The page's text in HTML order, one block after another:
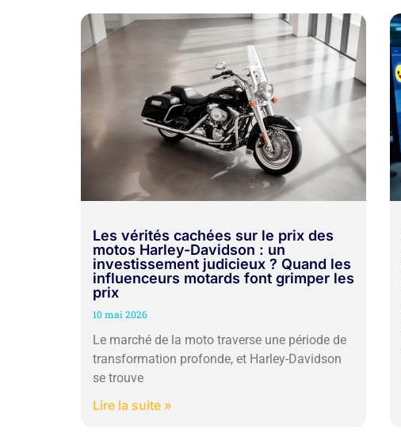
Les vérités cachées sur le prix des
motos Harley-Davidson : un
investissement judicieux ? Quand les
influenceurs motards font grimper les
prix
10 mai 2026
Le marché de la moto traverse une période de
transformation profonde, et Harley-Davidson
se trouve
Lire la suite »